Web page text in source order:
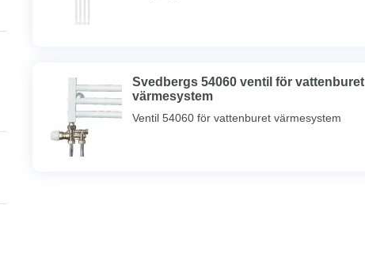
Svedbergs 54060 ventil för vattenburet
värmesystem
Ventil 54060 för vattenburet värmesystem